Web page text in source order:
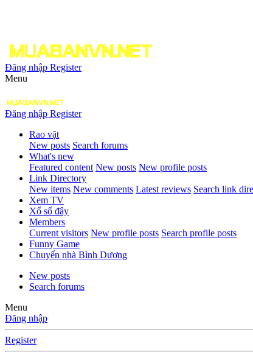
Đăng nhập Register
Menu
Đăng nhập Register
Rao vặt
New posts Search forums
What's new
Featured content New posts New profile posts
Link Directory
New items New comments Latest reviews Search link
Xem TV
Xổ số đây
Members
Current visitors New profile posts Search profile posts
Funny Game
Chuyển nhà Bình Dương
New posts
Search forums
Menu
Đăng nhập
Register